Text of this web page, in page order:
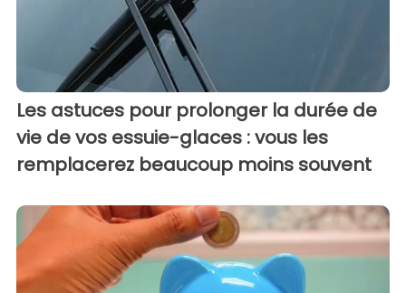
Les astuces pour prolonger la durée de
vie de vos essuie-glaces : vous les
remplacerez beaucoup moins souvent